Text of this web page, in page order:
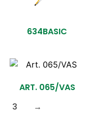
634BASIC
ART. 065/VAS
3 →